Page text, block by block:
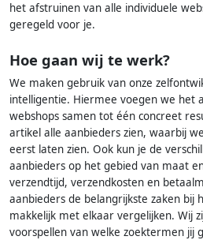
het afstruinen van alle individuele
geregeld voor je.
Hoe gaan wij te werk?
We maken gebruik van onze
intelligentie. Hiermee voegen we het
webshops samen tot één concreet
artikel alle aanbieders zien, waarbij
eerst laten zien. Ook kun je de
aanbieders op het gebied van maat
verzendtijd, verzendkosten en
aanbieders de belangrijkste zaken bij
makkelijk met elkaar vergelijken. Wij
voorspellen van welke zoektermen jij